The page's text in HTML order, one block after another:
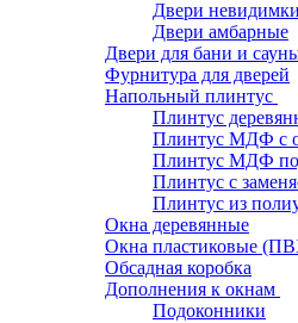
Двери невидимки
Двери амбарные
Двери для бани и
Фурнитура для дверей
Напольный плинтус
Плинтус
Плинтус МДФ с
Плинтус МДФ
Плинтус с
Плинтус из
Окна деревянные
Окна пластиковые
Обсадная коробка
Дополнения к окнам
Подоконники